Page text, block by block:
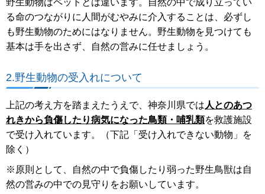
る命のつながりに人間がむやみに介入することは、必ずし
も野生動物のためにはなりません。野生動物を見つけても
基本は手を出さず、自然の営みに任せましょう。
2.野生動物の受入れについて
上記の考え方を踏まえたうえで、神奈川県では 人とのあつ
れきから負傷したり病気になった鳥類・哺乳類を救護施設
で受け入れています。（下記「受け入れできない動物」を
除く）
※原則として、自然の中で負傷したり弱った野生鳥獣は自
然の営みの中での見守りをお願いしています。